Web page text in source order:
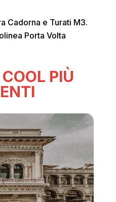
Cadorna e Turati M3.
Porta Volta
PIÙ